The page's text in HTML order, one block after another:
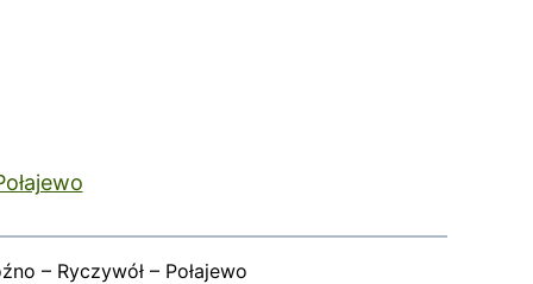
– Ryczywół – Połajewo